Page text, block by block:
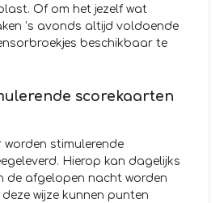
Of om het jezelf wat
’s avonds altijd voldoende
beschikbaar te
scorekaarten
worden stimulerende
Hierop kan dagelijks
de afgelopen nacht worden
wijze kunnen punten